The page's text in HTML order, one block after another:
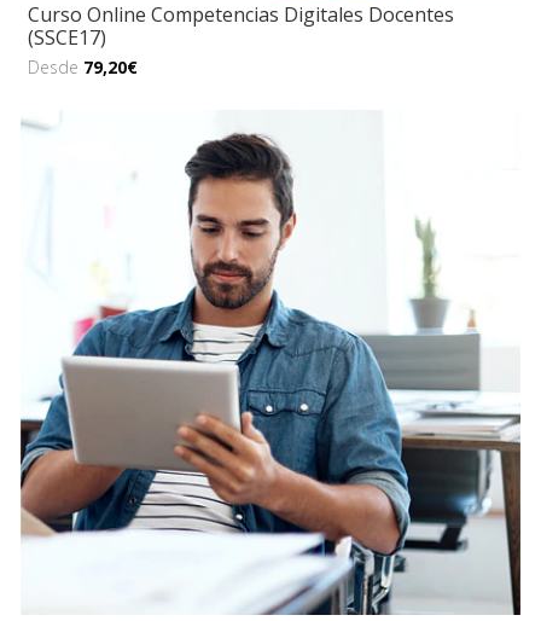
Curso Online Competencias Digitales Docentes
(SSCE17)
Desde 79,20€